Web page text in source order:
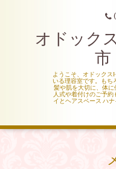
オドッ
ようこそ、オドックス
いる理容室です。もち
髪や肌を大切に、体
人式や着付けのご予
イとヘアスペース ハ